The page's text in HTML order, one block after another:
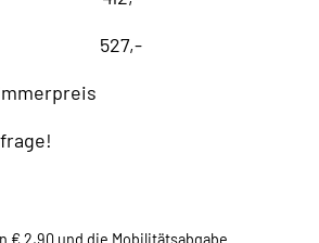
527,-
€ 2,90 und die Mobilitätsabgabe